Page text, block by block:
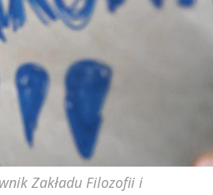
Zakładu Filozofii i